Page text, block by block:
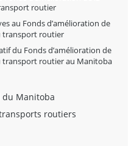
routier
au Fonds d’amélioration de
transport routier
du Fonds d’amélioration de
transport routier au Manitoba
du Manitoba
routiers